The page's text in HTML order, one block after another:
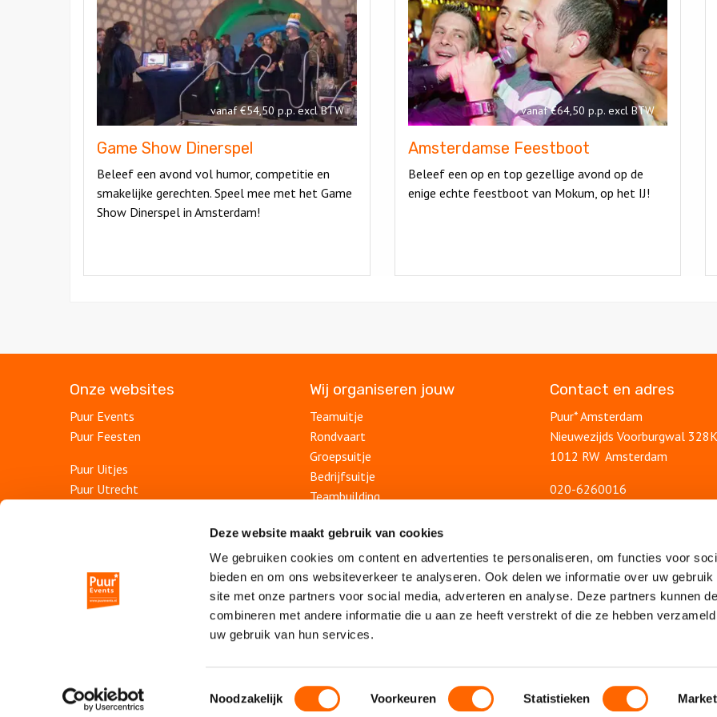
Deze website maakt gebruik van cookies
We gebruiken cookies om content en advertenties te personaliseren, om functies voor
bieden en om ons websiteverkeer te analyseren. Ook delen we informatie over uw gebruik
site met onze partners voor social media, adverteren en analyse. Deze partners kunnen
combineren met andere informatie die u aan ze heeft verstrekt of die ze hebben
uw gebruik van hun services.
Toestemmingsselectie
Noodzakelijk Voorkeuren Statistieken
Show
Dinerspel
vanaf €54,50 p.p. excl BTW
Game Show Dinerspel
Beleef een avond vol humor, competitie en
smakelijke gerechten. Speel mee met het Game
Show Dinerspel in Amsterdam!
Dinerspel
Feestboot
vanaf €64,50 p.p. excl BTW
Amsterdamse Feestboot
Beleef een op en top gezellige avond op de
enige echte feestboot van Mokum, op het IJ!
Onze websites
Puur Events
Puur Feesten
Puur Uitjes
Puur Utrecht
Escape Room Mysterium
Vergaderruimte De Grote Werf
Vergaderlocatie Rotterdam View
Vergaderlocatie Dak van Amsterdam
Wij organiseren jouw
Teamuitje
Rondvaart
Groepsuitje
Bedrijfsuitje
Teambuilding
Personeelsuitje
Bedrijfsfeest
Personeelsfeest
Jubileumfeest
Online bedrijfsuitje
Contact en adres
Puur* Amsterdam
Nieuwezijds Voorburgwal 328K
1012 RW Amsterdam
020-6260016
Blog
Ontdek Amsterdam
Veelgestelde vragen
Algemene voorwaarden